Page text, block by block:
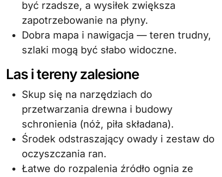
być rzadsze, a wysiłek zwiększa
zapotrzebowanie na płyny.
Dobra mapa i nawigacja — teren trudny,
szlaki mogą być słabo widoczne.
Las i tereny zalesione
Skup się na narzędziach do
przetwarzania drewna i budowy
schronienia (nóż, piła składana).
Środek odstraszający owady i zestaw do
oczyszczania ran.
Łatwe do rozpalenia źródło ognia ze